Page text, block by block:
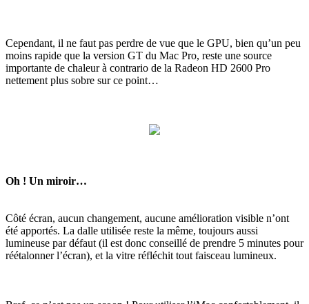
Cependant, il ne faut pas perdre de vue que le GPU, bien qu’un peu
moins rapide que la version GT du Mac Pro, reste une source
importante de chaleur à contrario de la Radeon HD 2600 Pro
nettement plus sobre sur ce point…
Oh ! Un miroir…
Côté écran, aucun changement, aucune amélioration visible n’ont
été apportés. La dalle utilisée reste la même, toujours aussi
lumineuse par défaut (il est donc conseillé de prendre 5 minutes pour
réétalonner l’écran), et la vitre réfléchit tout faisceau lumineux.